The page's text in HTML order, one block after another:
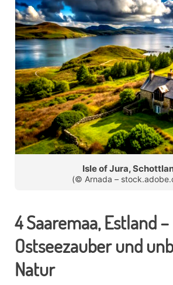
Isle of Jura,
(© Arnada –
4Saaremaa, Estland –
Ostseezauber und
Natur